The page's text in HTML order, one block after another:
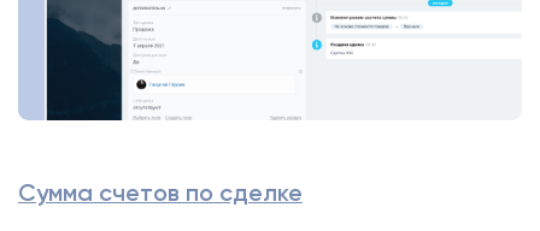
Сумма счетов по сделке